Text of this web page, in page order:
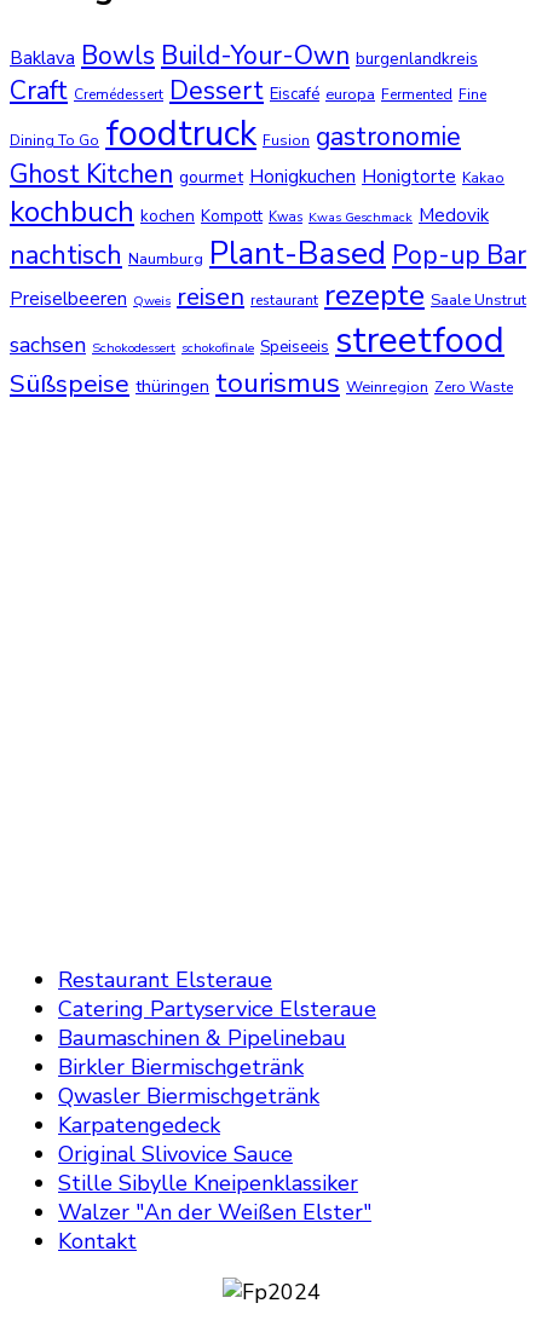
Baklava Bowls Build-Your-Own burgenlandkreis
Craft Cremédessert Dessert Eiscafé europa Fermented Fine
Dining To Go foodtruck Fusion gastronomie
Ghost Kitchen gourmet Honigkuchen Honigtorte Kakao
kochbuch kochen Kompott Kwas Kwas Geschmack Medovik
nachtisch Naumburg Plant-Based Pop-up Bar
Preiselbeeren Qweis reisen restaurant rezepte Saale Unstrut
sachsen Schokodessert schokofinale Speiseeis streetfood
Süßspeise thüringen tourismus Weinregion Zero Waste
Restaurant Elsteraue
Catering Partyservice Elsteraue
Baumaschinen & Pipelinebau
Birkler Biermischgetränk
Qwasler Biermischgetränk
Karpatengedeck
Original Slivovice Sauce
Stille Sibylle Kneipenklassiker
Walzer "An der Weißen Elster"
Kontakt